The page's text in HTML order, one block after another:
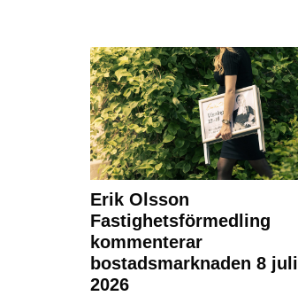
Erik Olsson
Fastighetsförmedling
kommenterar
bostadsmarknaden 8 juli
2026